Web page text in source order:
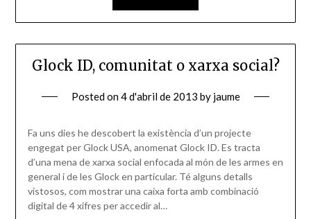
Glock ID, comunitat o xarxa social?
Posted on4 d'abril de 2013 by jaume
Fa uns dies he descobert la existència d’un projecte
engegat per Glock USA, anomenat Glock ID. Es tracta
d’una mena de xarxa social enfocada al món de les armes en
general i de les Glock en particular. Té alguns detalls
vistosos, com mostrar una caixa forta amb combinació
digital de 4 xifres per accedir al…